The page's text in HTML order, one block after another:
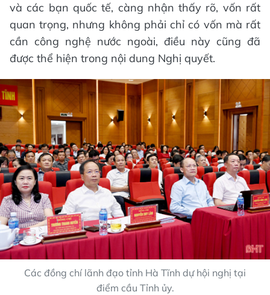
và các bạn quốc tế, càng nhận thấy rõ, vốn rất
quan trọng, nhưng không phải chỉ có vốn mà rất
cần công nghệ nước ngoài, điều này cũng đã
được thể hiện trong nội dung Nghị quyết.
Các đồng chí lãnh đạo tỉnh Hà Tĩnh dự hội nghị tại
điểm cầu Tỉnh ủy.